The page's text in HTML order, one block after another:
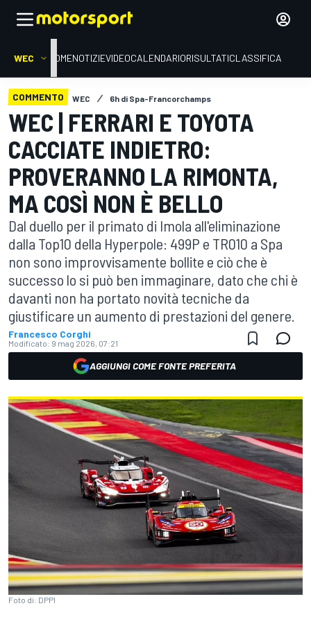
WEC HOMENOTIZIEVIDEOCALENDARIORISULTATICLASSIFICA
COMMENTO WEC 6h di Spa-Francorchamps
WEC | FERRARI E TOYOTA
CACCIATE INDIETRO:
PROVERANNO LA RIMONTA,
MA COSÌ NON È BELLO
Dal duello per il primato di Imola all'eliminazione
dalla Top10 della Hyperpole: 499P e TR010 a Spa
non sono improvvisamente bollite e ciò che è
successo lo si può ben immaginare, dato che chi è
davanti non ha portato novità tecniche da
giustificare un aumento di prestazioni del genere.
Francesco Corghi
Modificato: 9 mag 2026, 07:21
AGGIUNGI COME FONTE PREFERITA
Foto di: DPPI